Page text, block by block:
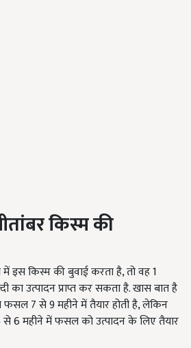
किस्म की
इस किस्म की बुवाई करता है, तो वह 1
का उत्पादन प्राप्त कर सकता है. खास बात है
फसल 7 से 9 महीने में तैयार होती है, लेकिन
से 6 महीने में फसल को उत्पादन के लिए तैयार